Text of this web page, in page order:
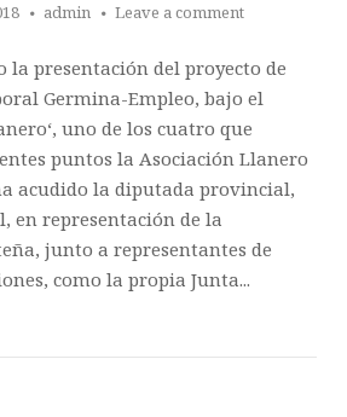
admin Leave a comment
la presentación del proyecto de
Germina-Empleo, bajo el
uno de los cuatro que
puntos la Asociación Llanero
acudido la diputada provincial,
en representación de la
junto a representantes de
como la propia Junta...